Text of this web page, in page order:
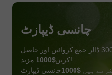
چانسی ڈیپازٹ
اپنے اکاؤنٹ میں 3000 ڈالر جمع کروائیں اور حاصل
کریں$1000
مزید!
ہیں $1000
چانسی ڈیپازٹ